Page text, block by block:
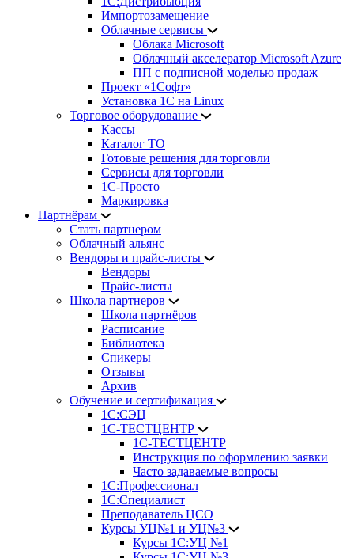
Импортозамещение
Облачные сервисы
Облака Microsoft
Облачный акселератор Microsoft Azure
ПП с подписной моделью продаж
Проект «1Софт»
Установка 1С на Linux
Торговое оборудование
Кассы
Каталог ТО
Готовые решения для торговли
Сервисы для торговли
1С-Просто
Маркировка
Партнёрам
Стать партнером
Облачный альянс
Вендоры и прайс-листы
Вендоры
Прайс-листы
Школа партнеров
Школа партнёров
Расписание
Библиотека
Спикеры
Отзывы
Архив
Обучение и сертификация
1С:СЭЦ
1С-ТЕСТЦЕНТР
1С-ТЕСТЦЕНТР
Инструкция по оформлению заявки
Часто задаваемые вопросы
1С:Профессионал
1С:Специалист
Преподаватель ЦСО
Курсы УЦ№1 и УЦ№3
Курсы 1С:УЦ №1